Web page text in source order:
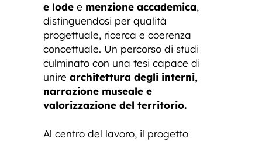
e lode e menzione accademica,
distinguendosi per qualità
progettuale, ricerca e coerenza
concettuale. Un percorso di studi
culminato con una tesi capace di
unire architettura degli interni,
narrazione museale e
valorizzazione del territorio.
Al centro del lavoro, il progetto